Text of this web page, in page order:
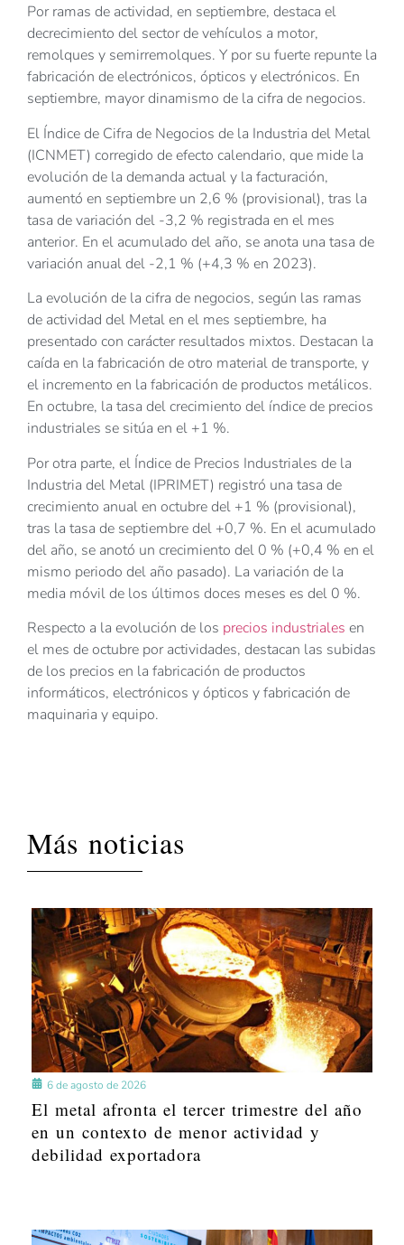
Por ramas de actividad, en septiembre, destaca el
decrecimiento del sector de vehículos a motor,
remolques y semirremolques. Y por su fuerte repunte la
fabricación de electrónicos, ópticos y electrónicos. En
septiembre, mayor dinamismo de la cifra de negocios.
El Índice de Cifra de Negocios de la Industria del Metal
(ICNMET) corregido de efecto calendario, que mide la
evolución de la demanda actual y la facturación,
aumentó en septiembre un 2,6 % (provisional), tras la
tasa de variación del -3,2 % registrada en el mes
anterior. En el acumulado del año, se anota una tasa de
variación anual del -2,1 % (+4,3 % en 2023).
La evolución de la cifra de negocios, según las ramas
de actividad del Metal en el mes septiembre, ha
presentado con carácter resultados mixtos. Destacan la
caída en la fabricación de otro material de transporte, y
el incremento en la fabricación de productos metálicos.
En octubre, la tasa del crecimiento del índice de precios
industriales se sitúa en el +1 %.
Por otra parte, el Índice de Precios Industriales de la
Industria del Metal (IPRIMET) registró una tasa de
crecimiento anual en octubre del +1 % (provisional),
tras la tasa de septiembre del +0,7 %. En el acumulado
del año, se anotó un crecimiento del 0 % (+0,4 % en el
mismo periodo del año pasado). La variación de la
media móvil de los últimos doces meses es del 0 %.
Respecto a la evolución de los precios industriales en
el mes de octubre por actividades, destacan las subidas
de los precios en la fabricación de productos
informáticos, electrónicos y ópticos y fabricación de
maquinaria y equipo.
Más noticias
6 de agosto de 2026
El metal afronta el tercer trimestre del año
en un contexto de menor actividad y
debilidad exportadora